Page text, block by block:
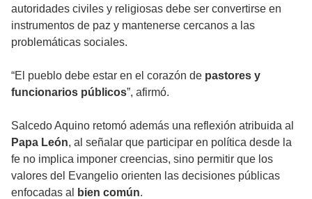
autoridades civiles y religiosas debe ser convertirse en
instrumentos de paz y mantenerse cercanos a las
problemáticas sociales.
“El pueblo debe estar en el corazón de pastores y
funcionarios públicos”, afirmó.
Salcedo Aquino retomó además una reflexión atribuida al
Papa León, al señalar que participar en política desde la
fe no implica imponer creencias, sino permitir que los
valores del Evangelio orienten las decisiones públicas
enfocadas al
bien común.